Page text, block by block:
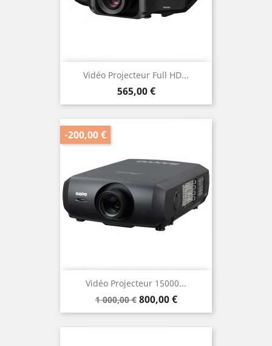
Vidéo Projecteur Full HD...
Prix
565,00 €
Vidéo Projecteur 15000...
Prix
de
1 000,00 € Prix
800,00 €
-200,00 €